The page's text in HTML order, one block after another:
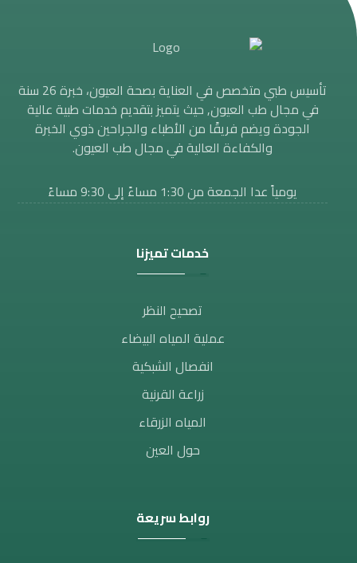
تأسيس طبي متخصص في العناية بصحة العيون، خبرة 26 سنة
في مجال طب العيون, حيث يتميز بتقديم خدمات طبية عالية
الجودة ويضم فريقًا من الأطباء والجراحين ذوي الخبرة
والكفاءة العالية في مجال طب العيون.
يومياً عدا الجمعة من 1:30 مساءََ إلى 9:30 مساءً
خدمات تميزنا
تصحيح النظر​
عملية المياه البيضاء
انفصال الشبكية
زراعة القرنية
المياه الزرقاء
حول العين
روابط سريعة